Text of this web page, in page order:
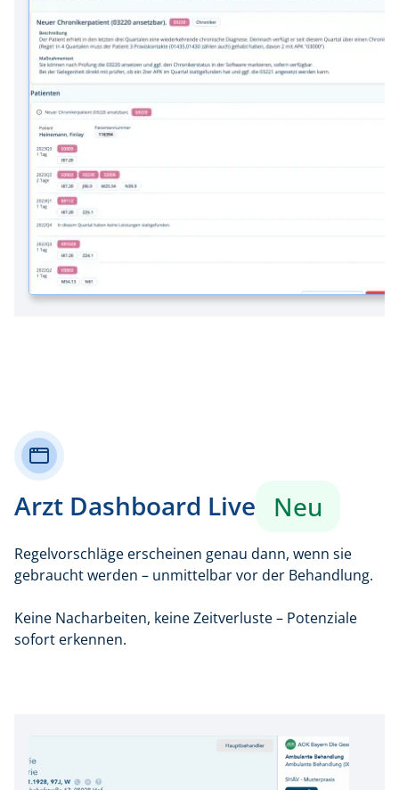
Arzt Dashboard Live Neu
Regelvorschläge erscheinen genau dann, wenn sie
gebraucht werden – unmittelbar vor der Behandlung.
Keine Nacharbeiten, keine Zeitverluste – Potenziale
sofort erkennen.